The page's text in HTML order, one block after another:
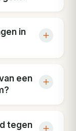
in
een
tegen